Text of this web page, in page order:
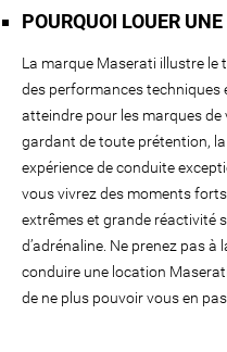
POURQUOI LOUER
La marque Maserati illustre le
des performances techniques
atteindre pour les marques de
gardant de toute prétention,
expérience de conduite
vous vivrez des moments
extrêmes et grande réactivité
d’adrénaline. Ne prenez pas
conduire une location
de ne plus pouvoir vous en